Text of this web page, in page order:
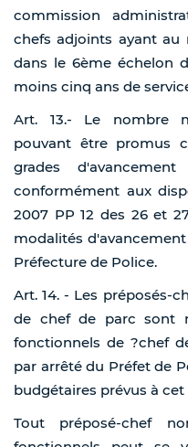
commission
chefs adjoints ayant au
dans le 6ème échelon
moins cinq ans de
Art. 13.- Le nombre
pouvant être promus
grades
conformément aux
2007 PP 12 des 26 et
modalités
Préfecture de Police.
Art. 14. - Les préposés-
de chef de parc sont
fonctionnels de ?chef
par arrêté du Préfet de
budgétaires prévus à cet
Tout préposé-chef